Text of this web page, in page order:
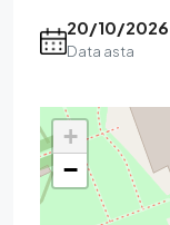
20/10/2026
Data asta
+
−